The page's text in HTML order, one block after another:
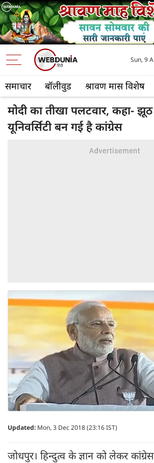
समाचार बॉलीवुड श्रावण मास विशेष
Sun, 9
मोदी का तीखा पलटवार, कहा-
यूनिवर्सिटी बन गई है कांग्रेस
Updated: Mon, 3 Dec 2018 (23:16 IST)
जोधपुर। हिन्दुत्व के ज्ञान को लेकर